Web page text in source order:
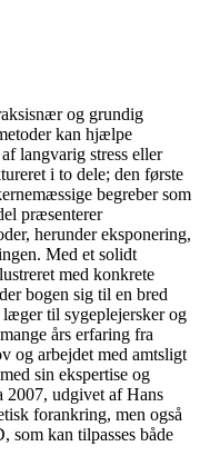
og grundig
kan hjælpe
langvarig stress eller
i to dele; den første
begreber som
præsenterer
herunder eksponering,
Med et solidt
med konkrete
bogen sig til en bred
til sygeplejersker og
års erfaring fra
og arbejdet med amtsligt
sin ekspertise og
2007, udgivet af Hans
forankring, men også
som kan tilpasses både